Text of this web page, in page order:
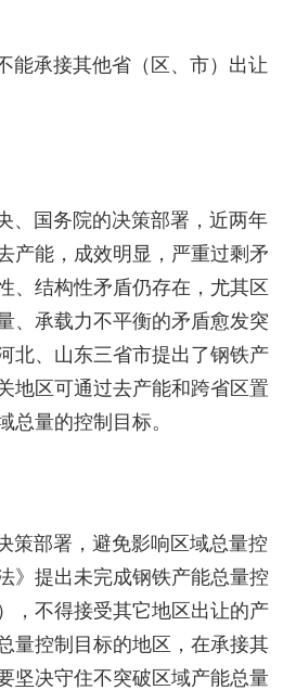
能承接其他省（区、市）出让
、国务院的决策部署，近两年
产能，成效明显，严重过剩矛
、结构性矛盾仍存在，尤其区
、承载力不平衡的矛盾愈发突
北、山东三省市提出了钢铁产
地区可通过去产能和跨省区置
总量的控制目标。
策部署，避免影响区域总量控
》提出未完成钢铁产能总量控
，不得接受其它地区出让的产
量控制目标的地区，在承接其
坚决守住不突破区域产能总量